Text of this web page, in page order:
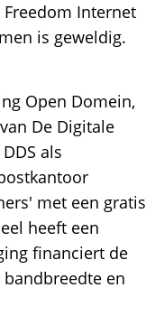
Freedom Internet
is geweldig.
Open Domein,
De Digitale
als
met een gratis
heeft een
financiert de
en